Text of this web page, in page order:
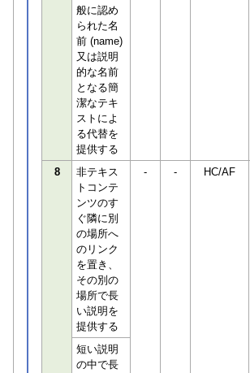
般に認め
られた名
前 (name)
又は説明
的な名前
となる簡
潔なテキ
ストによ
る代替を
提供する
8
非テキス
トコンテ
ンツのす
ぐ隣に別
の場所へ
のリンク
を置き、
その別の
場所で長
い説明を
提供する
- - HC/AF
短い説明
の中で長